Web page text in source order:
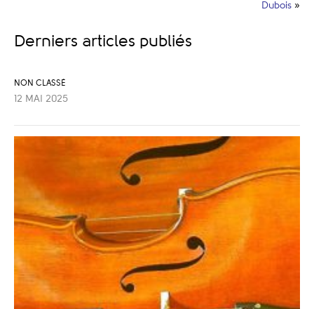
Dubois »
Derniers articles publiés
NON CLASSÉ
12 MAI 2025